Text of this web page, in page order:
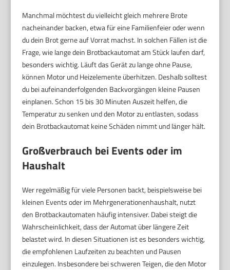
Manchmal möchtest du vielleicht gleich mehrere Brote
nacheinander backen, etwa für eine Familienfeier oder wenn
du dein Brot gerne auf Vorrat machst. In solchen Fällen ist die
Frage, wie lange dein Brotbackautomat am Stück laufen darf,
besonders wichtig. Läuft das Gerät zu lange ohne Pause,
können Motor und Heizelemente überhitzen. Deshalb solltest
du bei aufeinanderfolgenden Backvorgängen kleine Pausen
einplanen. Schon 15 bis 30 Minuten Auszeit helfen, die
Temperatur zu senken und den Motor zu entlasten, sodass
dein Brotbackautomat keine Schäden nimmt und länger hält.
Großverbrauch bei Events oder im
Haushalt
Wer regelmäßig für viele Personen backt, beispielsweise bei
kleinen Events oder im Mehrgenerationenhaushalt, nutzt
den Brotbackautomaten häufig intensiver. Dabei steigt die
Wahrscheinlichkeit, dass der Automat über längere Zeit
belastet wird. In diesen Situationen ist es besonders wichtig,
die empfohlenen Laufzeiten zu beachten und Pausen
einzulegen. Insbesondere bei schweren Teigen, die den Motor